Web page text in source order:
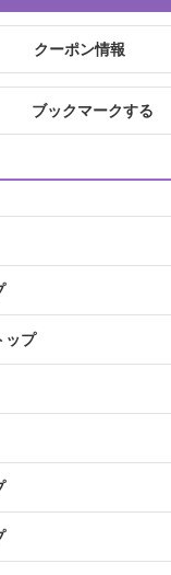
クーポン情報
ブックマークする
ップ